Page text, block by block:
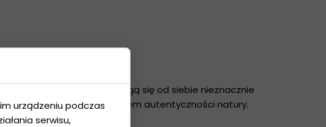
egzemplarze mogą się od siebie nieznacznie
cechą i potwierdzeniem autentyczności natury.
urządzeniu podczas
serwisu,